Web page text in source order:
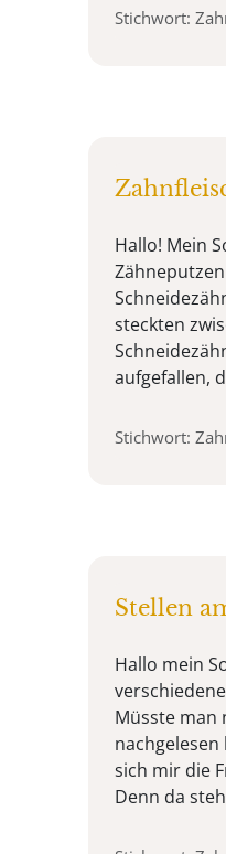
Stichwort:
Hallo! Mein
steckten
aufgefallen,
Stichwort:
Stellen
Hallo mein
Müsste man
sich mir die
Denn da